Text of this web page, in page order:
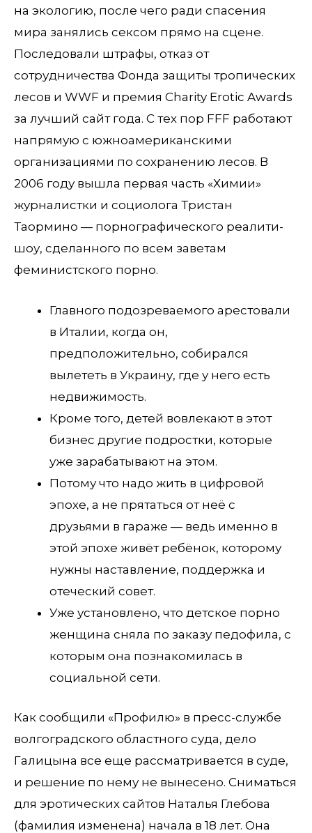
на экологию, после чего ради спасения
мира занялись сексом прямо на сцене.
Последовали штрафы, отказ от
сотрудничества Фонда защиты тропических
лесов и WWF и премия Charity Erotic Awards
за лучший сайт года. С тех пор FFF работают
напрямую с южноамериканскими
организациями по сохранению лесов. В
2006 году вышла первая часть «Химии»
журналистки и социолога Тристан
Таормино — порнографического реалити-
шоу, сделанного по всем заветам
феминистского порно.
Главного подозреваемого арестовали
в Италии, когда он,
предположительно, собирался
вылететь в Украину, где у него есть
недвижимость.
Кроме того, детей вовлекают в этот
бизнес другие подростки, которые
уже зарабатывают на этом.
Потому что надо жить в цифровой
эпохе, а не прятаться от неё с
друзьями в гараже — ведь именно в
этой эпохе живёт ребёнок, которому
нужны наставление, поддержка и
отеческий совет.
Уже установлено, что детское порно
женщина сняла по заказу педофила, с
которым она познакомилась в
социальной сети.
Как сообщили «Профилю» в пресс-службе
волгоградского областного суда, дело
Галицына все еще рассматривается в суде,
и решение по нему не вынесено. Сниматься
для эротических сайтов Наталья Глебова
(фамилия изменена) начала в 18 лет. Она